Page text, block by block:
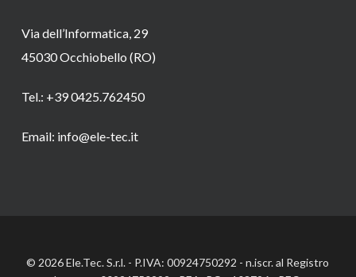
Via dell’Informatica, 29
45030 Occhiobello (RO)
Tel.: +39 0425.762450
Email: info@ele-tec.it
© 2026 Ele.Tec. S.r.l. - P.IVA: 00924750292 - n.iscr. al Registro